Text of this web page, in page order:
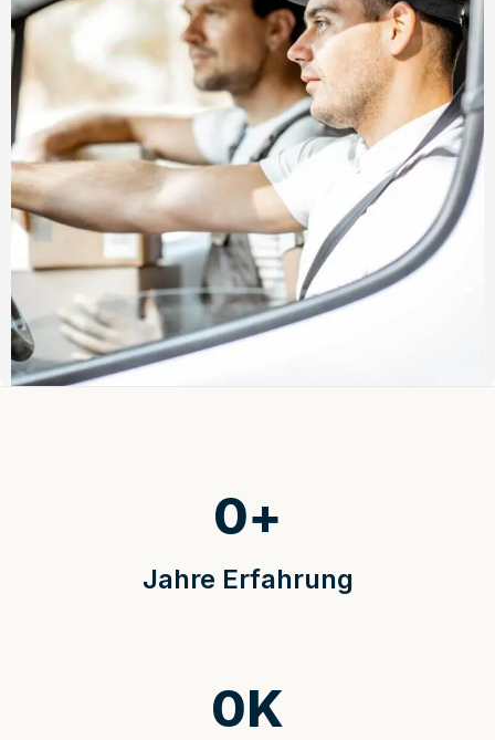
Jahre Erfahrung
0+
0K